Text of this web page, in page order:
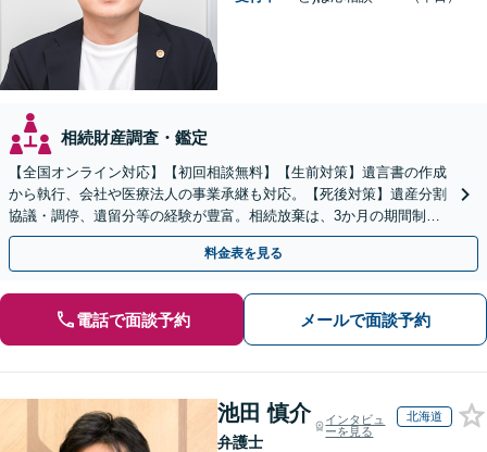
相続財産調査・鑑定
【全国オンライン対応】【初回相談無料】【生前対策】遺言書の作成
から執行、会社や医療法人の事業承継も対応。【死後対策】遺産分割
協議・調停、遺留分等の経験が豊富。相続放棄は、3か月の期間制限
があるため、お早めにご相談ください。【無料駐車場あり】
料金表を見る
電話で面談予約 メールで面談予約
池田 慎介
弁護士
インタビュ
ーを見る
北海道